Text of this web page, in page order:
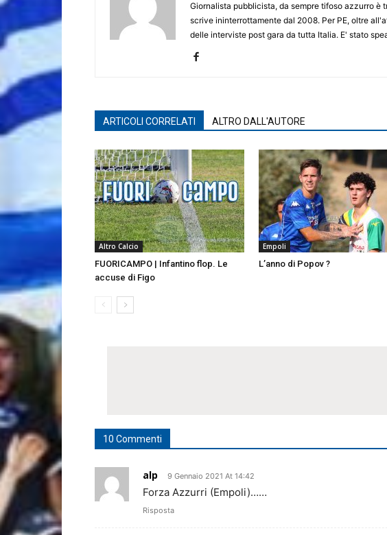
Giornalista pubblicista, da sempre tifoso azzurro è
scrive ininterrottamente dal 2008. Per PE, oltre
delle interviste post gara da tutta Italia. E' stato
ARTICOLI CORRELATI ALTRO DALL'AUTORE
Altro Calcio
FUORICAMPO | Infantino flop. Le
accuse di Figo
Empoli
L’anno di Popov ?
10 Commenti
alp 9 Gennaio 2021 At 14:42
Forza Azzurri (Empoli)……
Risposta